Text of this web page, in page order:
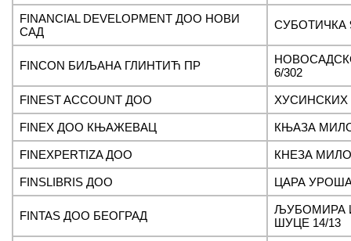
FINANCIAL DEVELOPMENT ДОО НОВИ
САД
СУБОТИЧКА
FINCON БИЉАНА ГЛИНТИЋ ПР
6/302
FINEST ACCOUNT ДОО ХУСИНСКИХ
FINEX ДОО КЊАЖЕВАЦ КЊАЗА
FINEXPERTIZA ДОО КНЕЗА
FINSLIBRIS ДОО ЦАРА
FINTAS ДОО БЕОГРАД
ЉУБОМИРА
ШУЦЕ 14/13